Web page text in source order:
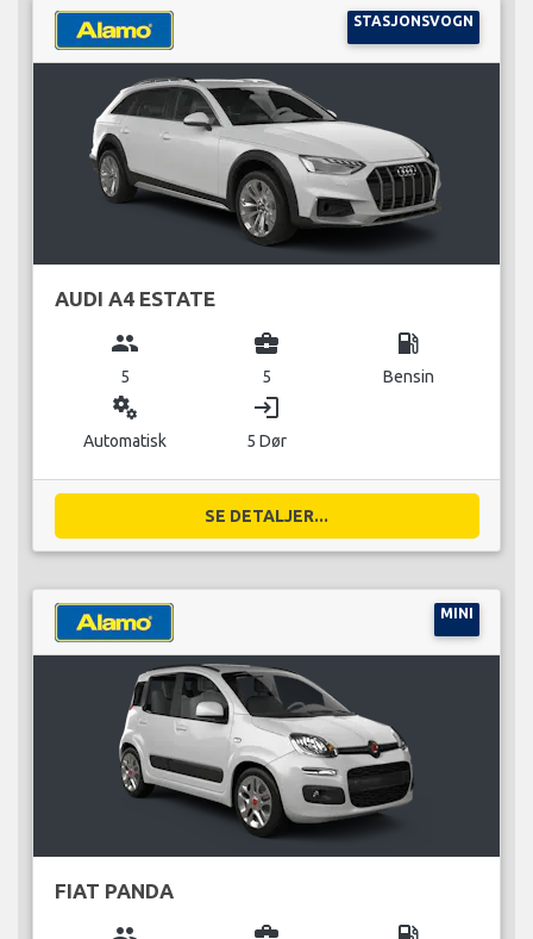
STASJONSVOGN
AUDI A4 ESTATE
group
5
business_center
5
local_gas_station
Bensin
miscellaneous_services
Automatisk
login
5 Dør
SE DETALJER...
MINI
FIAT PANDA